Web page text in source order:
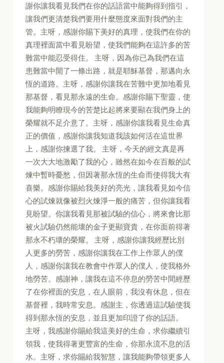
謝你讓我看見我們在你的話語當中能夠得到指引，
讓我們更清楚我們要用什麼態度來面對我們的主
管。主呀，感謝你賜下美好的真理，使我們在你的
真理裡面當中看見盼望，使我們能夠在這許多的苦
難當中能忍受得住。 主呀，因為你已為我們在這
患難當中開了一條出路，就是耶穌基督，那邁向永
恆的道路。主呀，感謝你讓我在苦難中更加地看見
那基督，看見那永遠的生命。感謝你賜下聖靈，使
我能夠明瞭現今的苦楚比起將來要顯在我們身上的
榮耀就不足介意了。主呀，感謝你讓我看見生命真
正的價值，感謝你讓我知道我該如何活在這世界
上，感謝你揀選了我。 主呀，今天的經文真是再
一次大大地激勵了我的心，雖然在如今在百般的試
煉中暫時憂愁，但因著那永恆的生命而使得我大有
喜樂。感謝你賜給我美好的亮光，讓我看見如今信
心的試煉就像被烈火煉淨一般的痛苦，但你讓我看
見盼望。你讓我看見那被試驗的信心，將來會比那
被火試驗仍然能壞的金子更顯寶貴，在你面前得著
那永不朽壞的榮耀。 主呀，感謝你讓我經歷比別
人更多的勞苦，感謝你讓我在工作上作眾人的僕
人，感謝你讓我在教會中作眾人的僕人，使我格外
地勞苦。感謝神，讓我在這不停息的勞苦中間經歷
了在你裡面的安息，在人眼前，我沒有休息，但在
基督裡，我時常安息。感謝主，你透過這試驗使我
得到那永恆的安息，並且更加印證了你的話語。
主呀，我感謝你賜給我這美好的生命，求你繼續引
領我，使我得著更豐富的生命，你那永流不息的活
水。主呀，求你賜給我智慧，讓我能夠帶領更多人